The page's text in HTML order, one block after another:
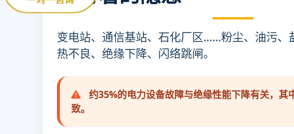
变电站、通信基站、石化厂区……粉尘、油污、
热不良、绝缘下降、闪络跳闸。
约35%的电力设备故障与绝缘性能下降有关，其
致。